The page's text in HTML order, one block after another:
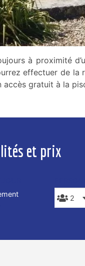
à proximité
effectuer de
accès gratuit à la
et prix